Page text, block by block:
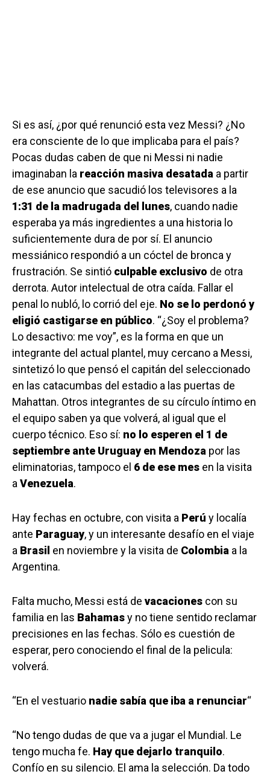
Si es así, ¿por qué renunció esta vez Messi? ¿No
era consciente de lo que implicaba para el país?
Pocas dudas caben de que ni Messi ni nadie
imaginaban la reacción masiva desatada a partir
de ese anuncio que sacudió los televisores a la
1:31 de la madrugada del lunes, cuando nadie
esperaba ya más ingredientes a una historia lo
suficientemente dura de por sí. El anuncio
messiánico respondió a un cóctel de bronca y
frustración. Se sintió culpable exclusivo de otra
derrota. Autor intelectual de otra caída. Fallar el
penal lo nubló, lo corrió del eje. No se lo perdonó y
eligió castigarse en público. “¿Soy el problema?
Lo desactivo: me voy”, es la forma en que un
integrante del actual plantel, muy cercano a Messi,
sintetizó lo que pensó el capitán del seleccionado
en las catacumbas del estadio a las puertas de
Mahattan. Otros integrantes de su círculo íntimo en
el equipo saben ya que volverá, al igual que el
cuerpo técnico. Eso sí: no lo esperen el 1 de
septiembre ante Uruguay en Mendoza por las
eliminatorias, tampoco el 6 de ese mes en la visita
a Venezuela.
Hay fechas en octubre, con visita a Perú y localía
ante Paraguay, y un interesante desafío en el viaje
a Brasil en noviembre y la visita de Colombia a la
Argentina.
Falta mucho, Messi está de vacaciones con su
familia en las Bahamasy no tiene sentido reclamar
precisiones en las fechas. Sólo es cuestión de
esperar, pero conociendo el final de la pelicula:
volverá.
“En el vestuario nadie sabía que iba a renunciar“
“No tengo dudas de que va a jugar el Mundial. Le
tengo mucha fe. Hay que dejarlo tranquilo.
Confío en su silencio. El ama la selección. Da todo